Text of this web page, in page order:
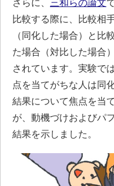
さらに、 三和らの論文
比較する際に、比較相
（同化した場合）と比
た場合（対比した場合
されています。実験で
点を当てがちな人は同
結果について焦点を当
が、動機づけおよびパ
結果を示しました。